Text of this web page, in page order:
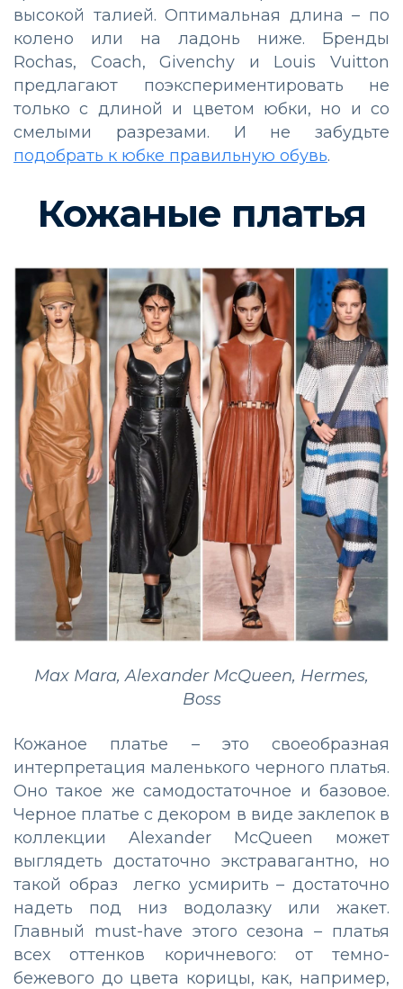
высокой талией. Оптимальная длина– по
колено или на ладонь ниже. Бренды
Rochas, Coach, Givenchy и Louis Vuitton
предлагают поэкспериментировать не
только с длиной и цветом юбки, но и со
смелыми разрезами. И не забудьте
подобрать к юбке правильную обувь.
Кожаные платья
Max Mara, Alexander McQueen, Hermes,
Boss
Кожаное платье –это своеобразная
интерпретация маленького черного платья.
Оно такое же самодостаточное и базовое.
Черное платье с декором в виде заклепок в
коллекции Alexander McQueen может
выглядеть достаточно экстравагантно, но
такой образ легко усмирить– достаточно
надеть под низ водолазку или жакет.
Главный must-have этого сезона– платья
всех оттенков коричневого: от темно-
бежевого до цвета корицы, как, например,